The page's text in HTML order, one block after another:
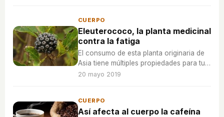
CUERPO
Eleuterococo, la planta medicinal
contra la fatiga
El consumo de esta planta originaria de
Asia tiene múltiples propiedades para tu
organismo además de hacerte recuperar
20 mayo 2019
CUERPO
Así afecta al cuerpo la cafeína